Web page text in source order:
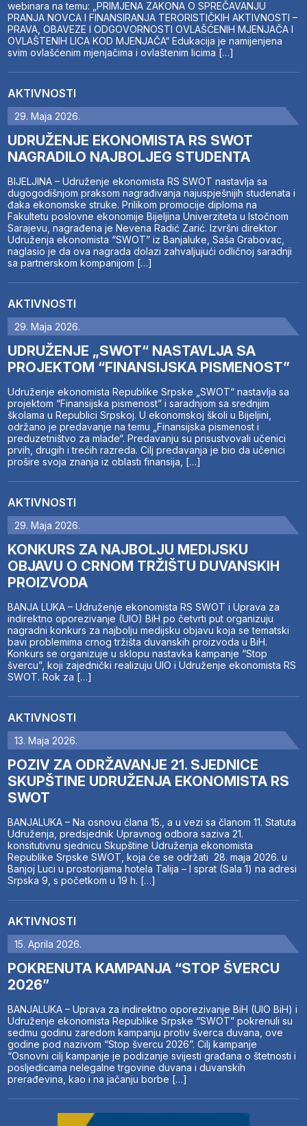
webinara na temu: „PRIMJENA ZAKONA O SPREČAVANJU
PRANJA NOVCA I FINANSIRANJA TERORISTIČKIH AKTIVNOSTI –
PRAVA, OBAVEZE I ODGOVORNOSTI OVLAŠĆENIH MJENJAČA I
OVLAŠTENIH LICA KOD MJENJAČA“ Edukacija je namijenjena
svim ovlašćenim mjenjačima i ovlaštenim licima […]
AKTIVNOSTI
29. Maja 2026.
UDRUŽENJE EKONOMISTA RS SWOT
NAGRADILO NAJBOLJEG STUDENTA
BIJELJINA – Udruženje ekonomista RS SWOT nastavlja sa
dugogodišnjom praksom nagrađivanja najuspješnijih studenata i
đaka ekonomske struke. Prilikom promocije diploma na
Fakultetu poslovne ekonomije Bijeljina Univerziteta u Istočnom
Sarajevu, nagrađena je Nevena Radić Zarić. Izvršni direktor
Udruženja ekonomista “SWOT” iz Banjaluke, Saša Grabovac,
naglasio je da ova nagrada dolazi zahvaljujući odličnoj saradnji
sa partnerskom kompanijom […]
AKTIVNOSTI
29. Maja 2026.
UDRUŽENJE „SWOT“ NASTAVLJA SA
PROJEKTOM “FINANSIJSKA PISMENOST”
Udruženje ekonomista Republike Srpske „SWOT“ nastavlja sa
projektom “Finansijska pismenost” i saradnjom sa srednjim
školama u Republici Srpskoj. U ekonomskoj školi u Bijeljini,
održano je predavanje na temu „Finansijska pismenost i
preduzetništvo za mlade“. Predavanju su prisustvovali učenici
prvih, drugih i trećih razreda. Cilj predavanja je bio da učenici
prošire svoja znanja iz oblasti finansija, […]
AKTIVNOSTI
29. Maja 2026.
KONKURS ZA NAJBOLJU MEDIJSKU
OBJAVU O CRNOM TRŽIŠTU DUVANSKIH
PROIZVODA
BANJA LUKA – Udruženje ekonomista RS SWOT i Uprava za
indirektno oporezivanje (UIO) BiH po četvrti put organizuju
nagradni konkurs za najbolju medijsku objavu koja se tematski
bavi problemima crnog tržišta duvanskih proizvoda u BiH.
Konkurs se organizuje u sklopu nastavka kampanje “Stop
švercu”, koji zajednički realizuju UIO i Udruženje ekonomista RS
SWOT. Rok za […]
AKTIVNOSTI
13. Maja 2026.
POZIV ZA ODRŽAVANJE 21. SJEDNICE
SKUPŠTINE UDRUŽENJA EKONOMISTA RS
SWOT
BANJALUKA – Na osnovu člana 15., a u vezi sa članom 11. Statuta
Udruženja, predsjednik Upravnog odbora saziva 21.
konsitutivnu sjednicu Skupštine Udruženja ekonomista
Republike Srpske SWOT, koja će se održati 28. maja 2026. u
Banjoj Luci u prostorijama hotela Talija – I sprat (Sala 1) na adresi
Srpska 9, s početkom u 19 h. […]
AKTIVNOSTI
15. Aprila 2026.
POKRENUTA KAMPANJA “STOP ŠVERCU
2026”
BANJALUKA – Uprava za indirektno oporezivanje BiH (UIO BiH) i
Udruženje ekonomista Republike Srpske “SWOT” pokrenuli su
sedmu godinu zaredom kampanju protiv šverca duvana, ove
godine pod nazivom “Stop švercu 2026”. Cilj kampanje
“Osnovni cilj kampanje je podizanje svijesti građana o štetnosti i
posljedicama nelegalne trgovine duvana i duvanskih
prerađevina, kao i na jačanju borbe […]